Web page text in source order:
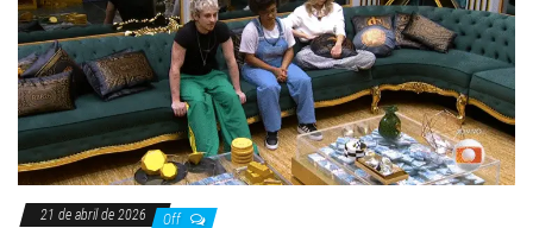
21 de abril de 2026 Off